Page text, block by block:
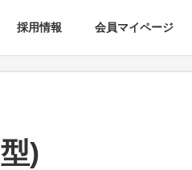
採用情報 会員マイページ
)